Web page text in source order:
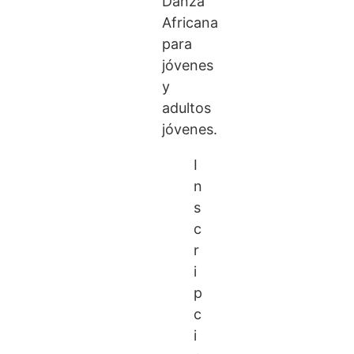
Africana
para
jóvenes
y
adultos
jóvenes.
I
n
s
c
r
i
p
c
i